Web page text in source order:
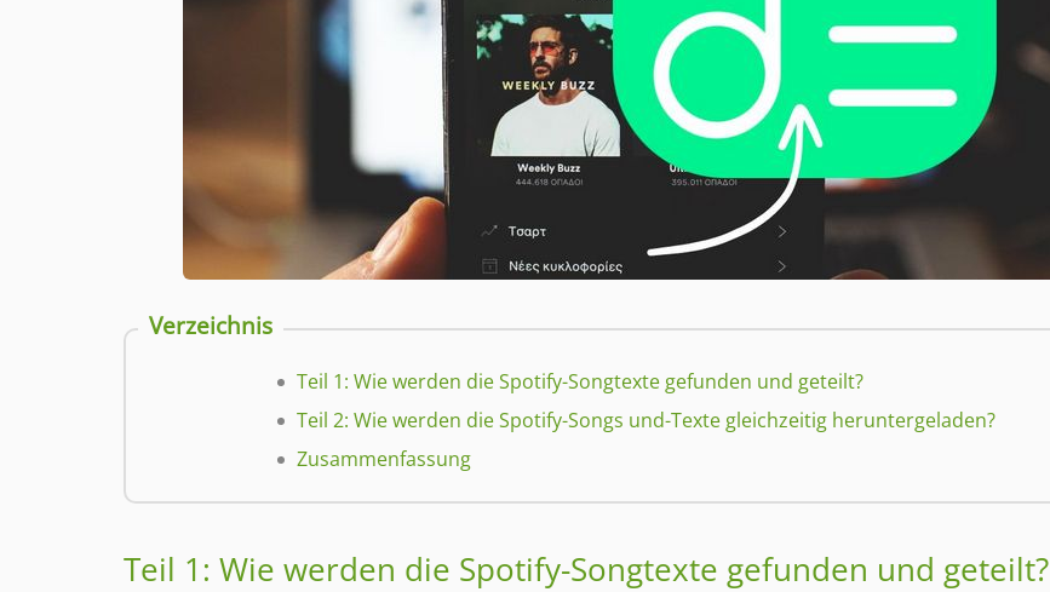
Verzeichnis
Teil 1: Wie werden die Spotify-Songtexte gefunden und geteilt?
Teil 2: Wie werden die Spotify-Songs und-Texte gleichzeitig heruntergeladen?
Zusammenfassung
Teil 1: Wie werden die Spotify-Songtexte gefunden und geteilt?